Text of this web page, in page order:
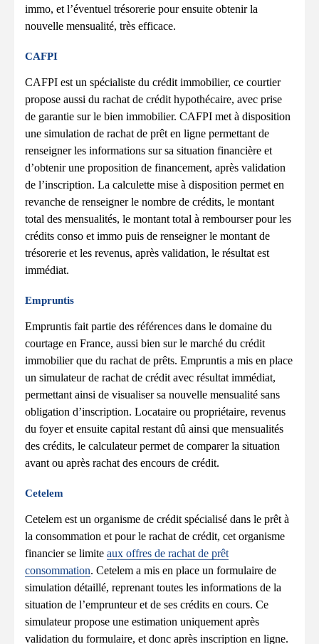
immo, et l’éventuel trésorerie pour ensuite obtenir la
nouvelle mensualité, très efficace.
CAFPI
CAFPI est un spécialiste du crédit immobilier, ce courtier
propose aussi du rachat de crédit hypothécaire, avec prise
de garantie sur le bien immobilier. CAFPI met à disposition
une simulation de rachat de prêt en ligne permettant de
renseigner les informations sur sa situation financière et
d’obtenir une proposition de financement, après validation
de l’inscription. La calculette mise à disposition permet en
revanche de renseigner le nombre de crédits, le montant
total des mensualités, le montant total à rembourser pour les
crédits conso et immo puis de renseigner le montant de
trésorerie et les revenus, après validation, le résultat est
immédiat.
Empruntis
Empruntis fait partie des références dans le domaine du
courtage en France, aussi bien sur le marché du crédit
immobilier que du rachat de prêts. Empruntis a mis en place
un simulateur de rachat de crédit avec résultat immédiat,
permettant ainsi de visualiser sa nouvelle mensualité sans
obligation d’inscription. Locataire ou propriétaire, revenus
du foyer et ensuite capital restant dû ainsi que mensualités
des crédits, le calculateur permet de comparer la situation
avant ou après rachat des encours de crédit.
Cetelem
Cetelem est un organisme de crédit spécialisé dans le prêt à
la consommation et pour le rachat de crédit, cet organisme
financier se limite aux offres de rachat de prêt
consommation. Cetelem a mis en place un formulaire de
simulation détaillé, reprenant toutes les informations de la
situation de l’emprunteur et de ses crédits en cours. Ce
simulateur propose une estimation uniquement après
validation du formulaire, et donc après inscription en ligne.